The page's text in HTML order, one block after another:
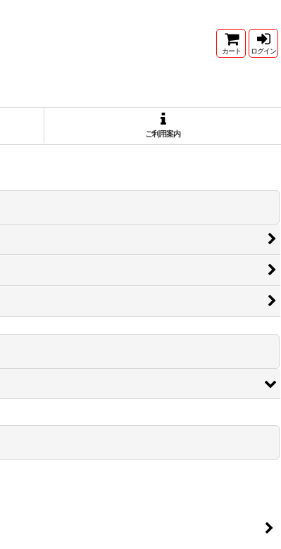
カート ログイン
ご利用案内